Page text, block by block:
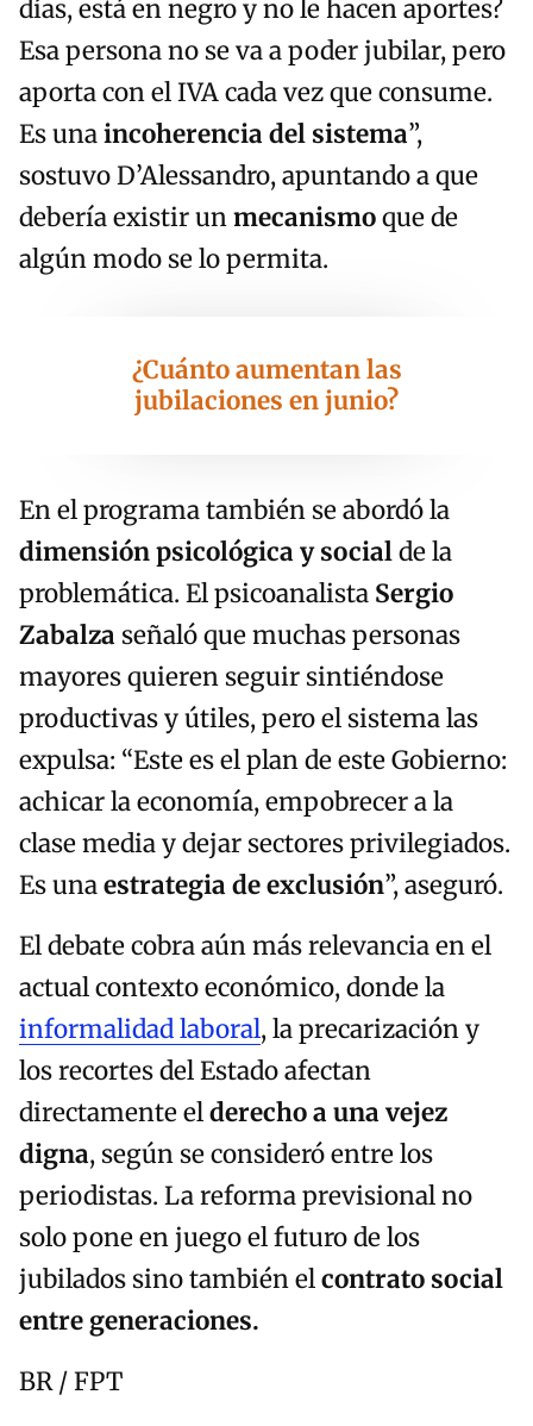
días, está en negro y no le hacen aportes?
Esa persona no se va a poder jubilar, pero
aporta con el IVA cada vez que consume.
Es unaincoherencia del sistema”,
sostuvo D’Alessandro, apuntando a que
debería existir unmecanismoque de
algún modo se lo permita.
¿Cuánto aumentan las
jubilaciones en junio?
En el programa también se abordó la
dimensión psicológica y socialde la
problemática. El psicoanalista Sergio
Zabalza señaló que muchas personas
mayores quieren seguir sintiéndose
productivas y útiles, pero el sistema las
expulsa: “Este es el plan de este Gobierno:
achicar la economía, empobrecer a la
clase media y dejar sectores privilegiados.
Es unaestrategia de exclusión”, aseguró.
El debate cobra aún más relevancia en el
actual contexto económico, donde la
informalidad laboral, la precarización y
los recortes del Estado afectan
directamente elderecho a una vejez
digna, según se consideró entre los
periodistas. La reforma previsional no
solo pone en juego el futuro de los
jubilados sino también elcontrato social
entre generaciones.
BR / FPT